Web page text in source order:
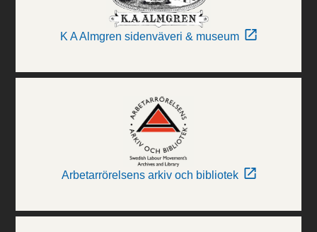
K A Almgren sidenväveri & museum
Arbetarrörelsens arkiv och bibliotek